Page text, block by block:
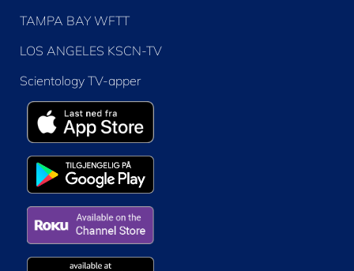
TAMPA BAY WFTT
LOS ANGELES KSCN-TV
Scientology TV-apper